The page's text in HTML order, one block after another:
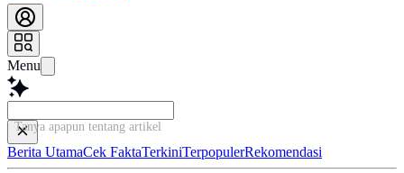
Menu
Tanya apapun tentang artikel ini...
Berita UtamaCek FaktaTerkiniTerpopulerRekomendasi